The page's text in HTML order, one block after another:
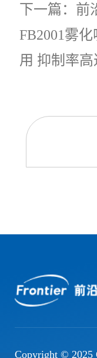
下一篇：前
FB2001雾
用 抑制率高
Copyright © 2025